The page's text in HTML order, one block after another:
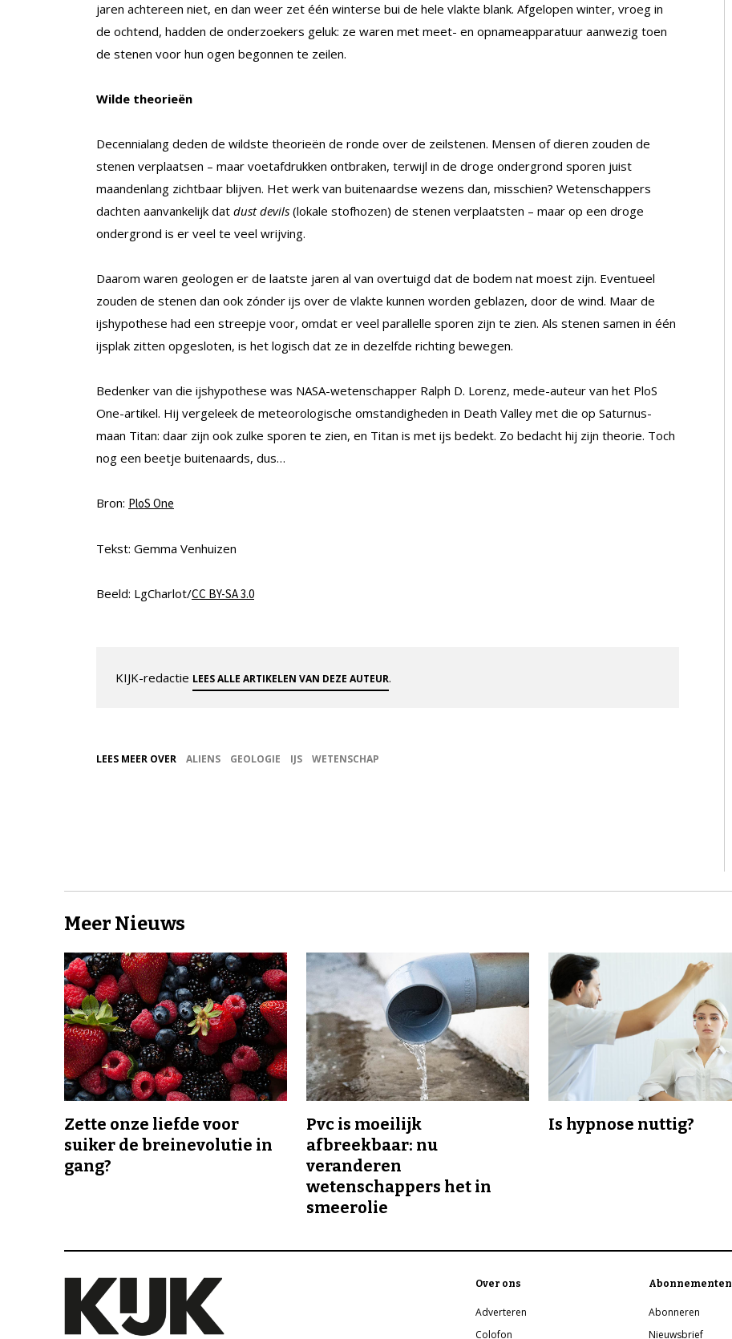
jaren achtereen niet, en dan weer zet één winterse bui de hele vlakte blank. Afgelopen winter, vroeg in
de ochtend, hadden de onderzoekers geluk: ze waren met meet- en opnameapparatuur aanwezig toen
de stenen voor hun ogen begonnen te zeilen.
Wilde theorieën
Decennialang deden de wildste theorieën de ronde over de zeilstenen. Mensen of dieren zouden de
stenen verplaatsen – maar voetafdrukken ontbraken, terwijl in de droge ondergrond sporen juist
maandenlang zichtbaar blijven. Het werk van buitenaardse wezens dan, misschien? Wetenschappers
dachten aanvankelijk dat dust devils (lokale stofhozen) de stenen verplaatsten – maar op een droge
ondergrond is er veel te veel wrijving.
Daarom waren geologen er de laatste jaren al van overtuigd dat de bodem nat moest zijn. Eventueel
zouden de stenen dan ook zónder ijs over de vlakte kunnen worden geblazen, door de wind. Maar de
ijshypothese had een streepje voor, omdat er veel parallelle sporen zijn te zien. Als stenen samen in één
ijsplak zitten opgesloten, is het logisch dat ze in dezelfde richting bewegen.
Bedenker van die ijshypothese was NASA-wetenschapper Ralph D. Lorenz, mede-auteur van het PloS
One-artikel. Hij vergeleek de meteorologische omstandigheden in Death Valley met die op Saturnus-
maan Titan: daar zijn ook zulke sporen te zien, en Titan is met ijs bedekt. Zo bedacht hij zijn theorie. Toch
nog een beetje buitenaards, dus…
Bron: PloS One
Tekst: Gemma Venhuizen
Beeld: LgCharlot/CC BY-SA 3.0
KIJK-redactie LEES ALLE ARTIKELEN VAN DEZE AUTEUR.
LEES MEER OVER ALIENS GEOLOGIE IJS WETENSCHAP
Meer Nieuws
Zette onze liefde voor
suiker de breinevolutie in
gang?
Pvc is moeilijk
afbreekbaar: nu
veranderen
wetenschappers het in
smeerolie
Is hypnose nuttig?
Over ons
Adverteren
Colofon
Abonnementen
Abonneren
Nieuwsbrief